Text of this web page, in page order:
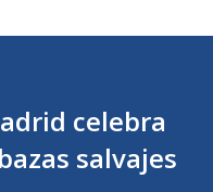
celebra
salvajes